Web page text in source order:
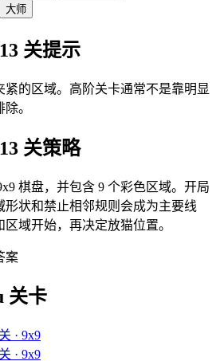
大师
关提示
紧的区域。高阶关卡通常不是靠明显
。
关策略
棋盘，并包含 9 个彩色区域。开局
状和禁止相邻规则会成为主要线
域开始，再决定放猫位置。
案
关卡
· 9x9
· 9x9